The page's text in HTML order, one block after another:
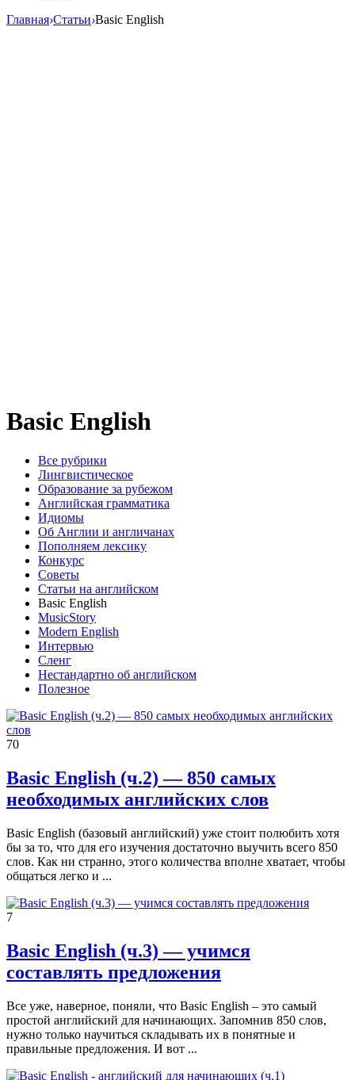
Главная›Статьи›Basic English
Basic English
Все рубрики
Лингвистическое
Образование за рубежом
Английская грамматика
Идиомы
Об Англии и англичанах
Пополняем лексику
Конкурс
Cоветы
Статьи на английском
Basic English
MusicStory
Modern English
Интервью
Сленг
Нестандартно об английском
Полезное
70
Basic English (ч.2) — 850 самых
необходимых английских слов
Basic English (базовый английский) уже стоит полюбить хотя
бы за то, что для его изучения достаточно выучить всего 850
слов. Как ни странно, этого количества вполне хватает, чтобы
общаться легко и ...
7
Basic English (ч.3) — учимся
составлять предложения
Все уже, наверное, поняли, что Basic English – это самый
простой английский для начинающих. Запомнив 850 слов,
нужно только научиться складывать их в понятные и
правильные предложения. И вот ...